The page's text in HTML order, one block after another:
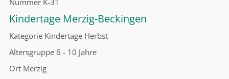
Nummer K-31
Kindertage Merzig-Beckingen
Kategorie Kindertage Herbst
Altersgruppe 6 - 10 Jahre
Ort Merzig